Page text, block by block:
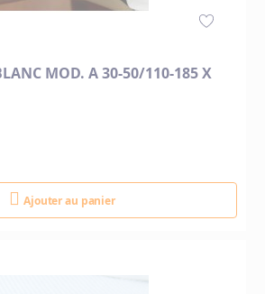
MOD. A 30-50/110-185 X
Ajouter au panier